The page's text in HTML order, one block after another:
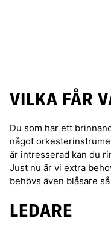
VILKA FÅR
Du som har ett
något
är intresserad kan du
Just nu är vi extra
behövs även blåsare
LEDARE